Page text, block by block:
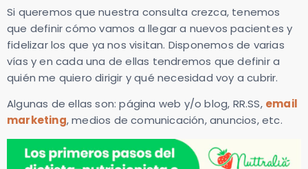
Si queremos que nuestra consulta crezca, tenemos
que definir cómo vamos a llegar a nuevos pacientes y
fidelizar los que ya nos visitan. Disponemos de varias
vías y en cada una de ellas tendremos que definir a
quién me quiero dirigir y qué necesidad voy a cubrir.
Algunas de ellas son: página web y/o blog, RR.SS, email
marketing, medios de comunicación, anuncios, etc.